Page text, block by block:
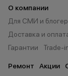
О компании
Для СМИ и
Доставка и
Гарантии
Trade-
Ремонт Акции